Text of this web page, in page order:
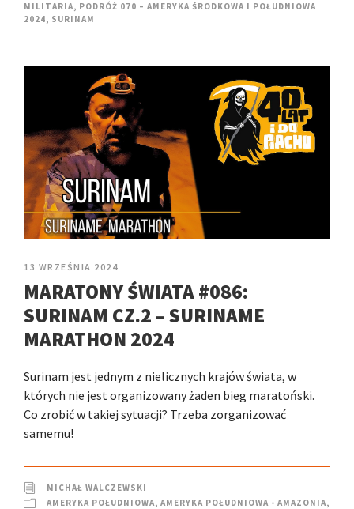
MILITARIA, PODRÓŻ 070 – AMERYKA ŚRODKOWA I POŁUDNIOWA
2024, SURINAM
13 WRZEŚNIA 2024
MARATONY ŚWIATA #086:
SURINAM CZ.2 – SURINAME
MARATHON 2024
Surinam jest jednym z nielicznych krajów świata, w
których nie jest organizowany żaden bieg maratoński.
Co zrobić w takiej sytuacji? Trzeba zorganizować
samemu!
MICHAŁ WALCZEWSKI
AMERYKA POŁUDNIOWA, AMERYKA POŁUDNIOWA - AMAZONIA,